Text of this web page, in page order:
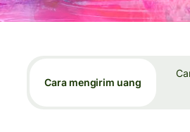
Cara mengirim uang